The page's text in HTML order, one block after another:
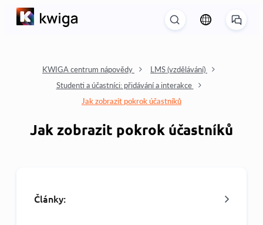
KWIGA centrum nápovědy
LMS (vzdělávání)
Studenti a účastníci: přidávání a interakce
Jak zobrazit pokrok účastníků
Jak zobrazit pokrok účastníků
Články: